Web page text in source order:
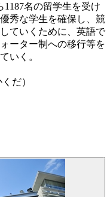
名の留学生を受け
秀な学生を確保し、競
ていくために、英語で
ーター制への移行等を
いく。
だ）